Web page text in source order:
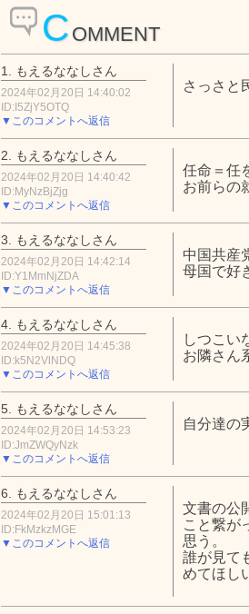
C OMMENT
1. もえるななしさん
2024年02月20日 14:40:02
ID:I5ZjY5OTQ
▼このコメントへ返信
さっさと
2. もえるななしさん
2024年02月20日 14:40:42
ID:MyNzBjZjg
▼このコメントへ返信
任命＝任
お前らの
3. もえるななしさん
2024年02月20日 14:42:14
ID:Y1MmNjZDA
▼このコメントへ返信
中国共産
母国で好
4. もえるななしさん
2024年02月20日 14:45:38
ID:k5N2VlNDQ
▼このコメントへ返信
しつこい
お隣さん
5. もえるななしさん
2024年02月20日 14:53:23
ID:JmZWQyNzk
▼このコメントへ返信
自分達の
6. もえるななしさん
2024年02月20日 15:01:13
ID:FkMzkzMGE
▼このコメントへ返信
文書の公
こと繋が
思う。
誰が見て
めてほし